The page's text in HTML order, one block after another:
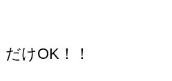
けOK！！